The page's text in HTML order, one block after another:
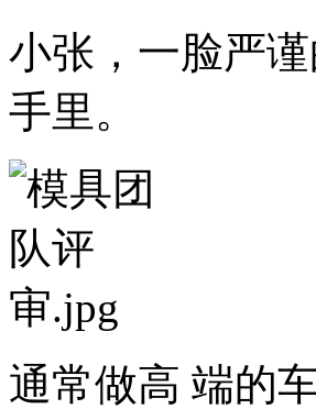
小张，一脸严
手里。
通常做高 端的